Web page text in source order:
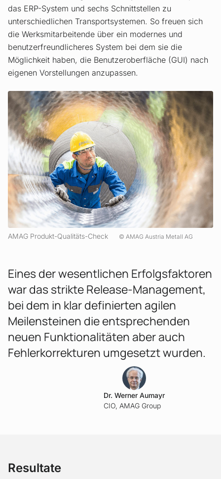
das ERP-System und sechs Schnittstellen zu
unterschiedlichen Transportsystemen. So freuen sich
die Werksmitarbeitende über ein modernes und
benutzerfreundlicheres System bei dem sie die
Möglichkeit haben, die Benutzeroberfläche (GUI) nach
eigenen Vorstellungen anzupassen.
AMAG Produkt-Qualitäts-Check AMAG Austria Metall AG
Eines der wesentlichen Erfolgsfaktoren
war das strikte Release-Management,
bei dem in klar definierten agilen
Meilensteinen die entsprechenden
neuen Funktionalitäten aber auch
Fehlerkorrekturen umgesetzt wurden.
WA
Dr. Werner Aumayr
CIO, AMAG Group
Resultate